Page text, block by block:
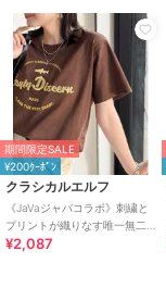
期間限定SALE
¥200ｸｰﾎﾟﾝ
クラシカルエルフ
《JaVaジャバコラボ》刺繍と
プリントが織りなす唯一無二
のデザイン。綿100％おさかな
¥2,087